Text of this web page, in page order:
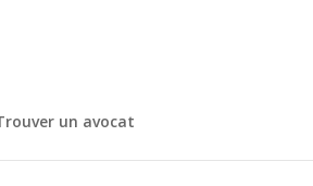
un avocat